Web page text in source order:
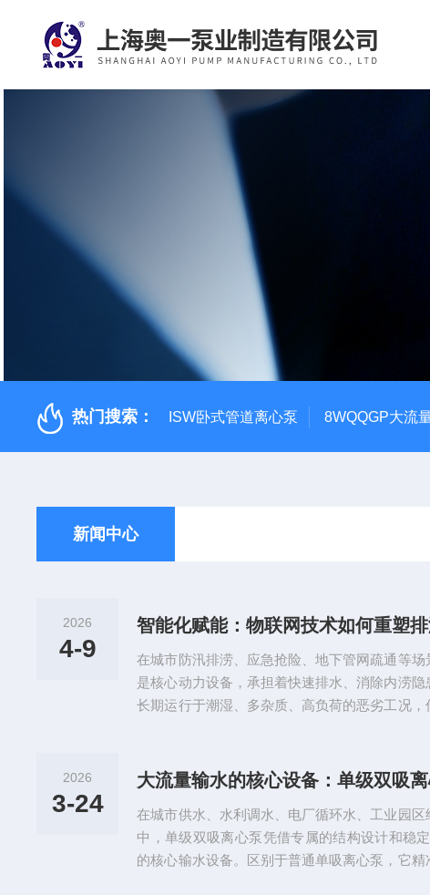
热门搜索： ISW卧式管道离心泵 8WQQGP大流
新闻中心
2026
4-9
在城市防汛排涝、应急抢险、地下管网疏通等
是核心动力设备，承担着快速排水、消除内涝
长期运行于潮湿、多杂质、高负荷的恶劣工况，
管控需求。随着物联网、大数据、边缘计算等
机器人专用泵实现从“被动维修”到“...
2026
3-24
大流量输水的核心设备：单级双吸
在城市供水、水利调水、电厂循环水、工业园
中，单级双吸离心泵凭借专属的结构设计和稳
的核心输水设备。区别于普通单吸离心泵，它精